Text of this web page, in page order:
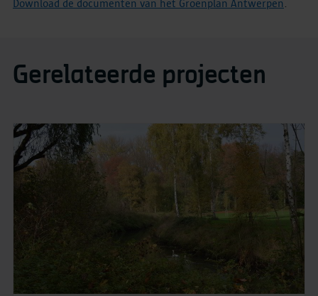
Download de documenten van het Groenplan Antwerpen .
Gerelateerde projecten